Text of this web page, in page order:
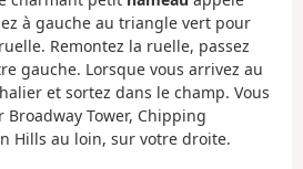
à gauche au triangle vert pour
Remontez la ruelle, passez
gauche. Lorsque vous arrivez au
et sortez dans le champ. Vous
Tower, Chipping
Hills au loin, sur votre droite.